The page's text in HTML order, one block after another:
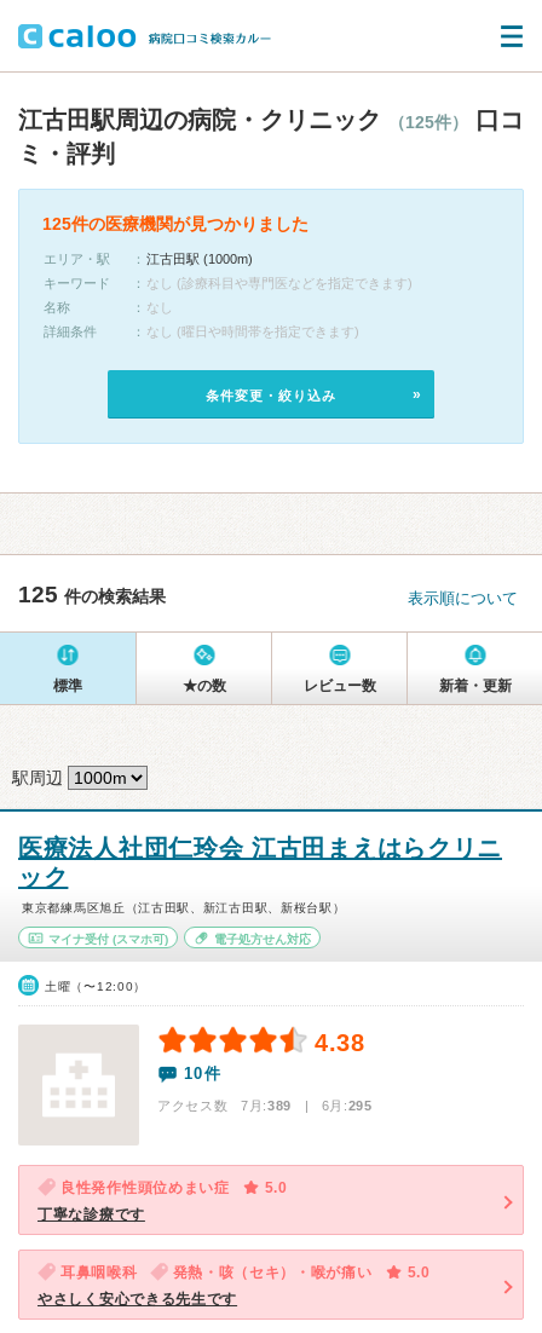
江古田駅周辺の病院・クリニック （125件）
口コ
ミ・評判
125件の医療機関が見つかりました
エリア・駅
江古田駅 (1000m)
キーワード
なし (診療科目や専門医などを指定できます)
名称
なし
詳細条件
なし (曜日や時間帯を指定できます)
条件変更・絞り込み
125 件の検索結果 表示順について
標準 ★の数 レビュー数 新着・更新
駅周辺
医療法人社団仁玲会 江古田まえはらクリニ
ック
東京都練馬区旭丘（江古田駅、新江古田駅、新桜台駅）
マイナ受付 (スマホ可) 電子処方せん対応
土曜（〜12:00）
4.38
10件
アクセス数 7月:389 | 6月:295
良性発作性頭位めまい症
5.0
丁寧な診療です
耳鼻咽喉科 発熱・咳（セキ）・喉が痛い
5.0
やさしく安心できる先生です